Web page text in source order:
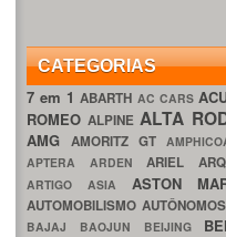
CATEGORIAS
7 em 1ABARTH AC CARS
ROMEOALPINEALTA
AMG AMORITZ GT
APTERA ARDEN ARIEL
ARTIGO ASIA ASTON
AUTOMOBILISMOAUTÔNOMOS
BAJAJ BAOJUN BEIJING